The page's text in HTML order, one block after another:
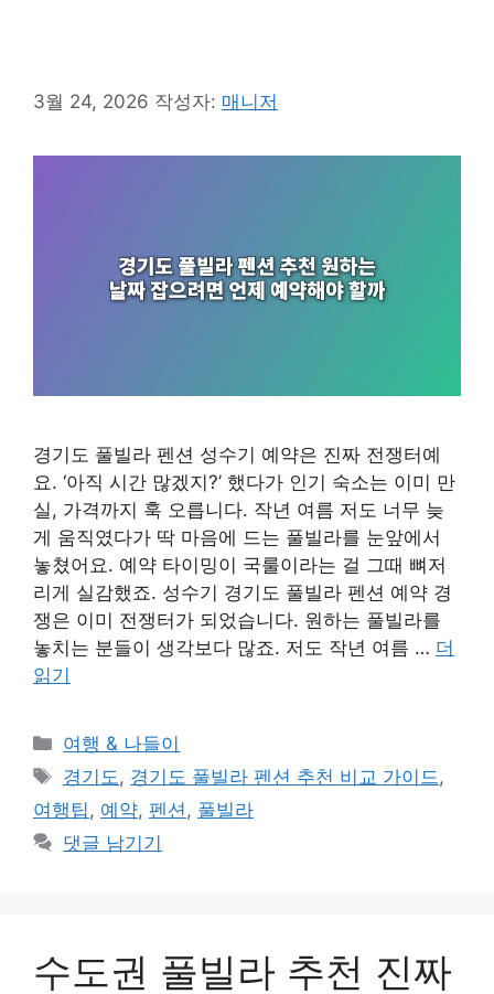
3월 24, 2026 작성자: 매니저
경기도 풀빌라 펜션 성수기 예약은 진짜 전쟁터예
요. ‘아직 시간 많겠지?’ 했다가 인기 숙소는 이미 만
실, 가격까지 훅 오릅니다. 작년 여름 저도 너무 늦
게 움직였다가 딱 마음에 드는 풀빌라를 눈앞에서
놓쳤어요. 예약 타이밍이 국룰이라는 걸 그때 뼈저
리게 실감했죠. 성수기 경기도 풀빌라 펜션 예약 경
쟁은 이미 전쟁터가 되었습니다. 원하는 풀빌라를
놓치는 분들이 생각보다 많죠. 저도 작년 여름 … 더
읽기
카
테
리
여행 & 나들이
태
그
경기도, 경기도 풀빌라 펜션 추천 비교 가이드,
여행팁, 예약, 펜션, 풀빌라
댓글 남기기
수도권 풀빌라 추천 진짜